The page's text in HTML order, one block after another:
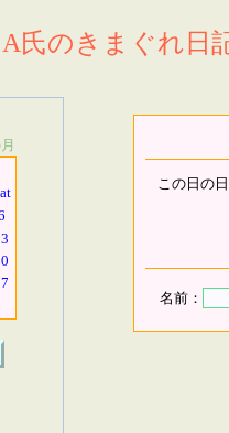
A氏のきまぐれ日
この日の
名前：